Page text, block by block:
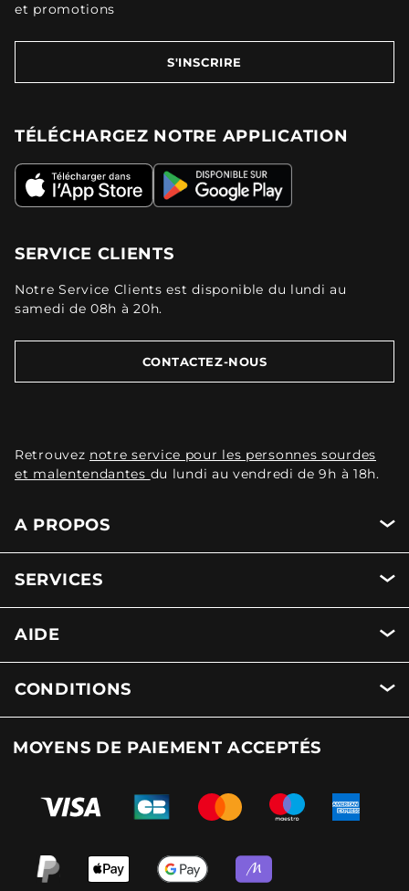
et promotions
S'INSCRIRE
TÉLÉCHARGEZ NOTRE APPLICATION
SERVICE CLIENTS
Notre Service Clients est disponible du lundi au
samedi de 08h à 20h.
CONTACTEZ-NOUS
Retrouvez notre service pour les personnes sourdes
et malentendantes du lundi au vendredi de 9h à 18h.
A PROPOS
SERVICES
AIDE
CONDITIONS
MOYENS DE PAIEMENT ACCEPTÉS